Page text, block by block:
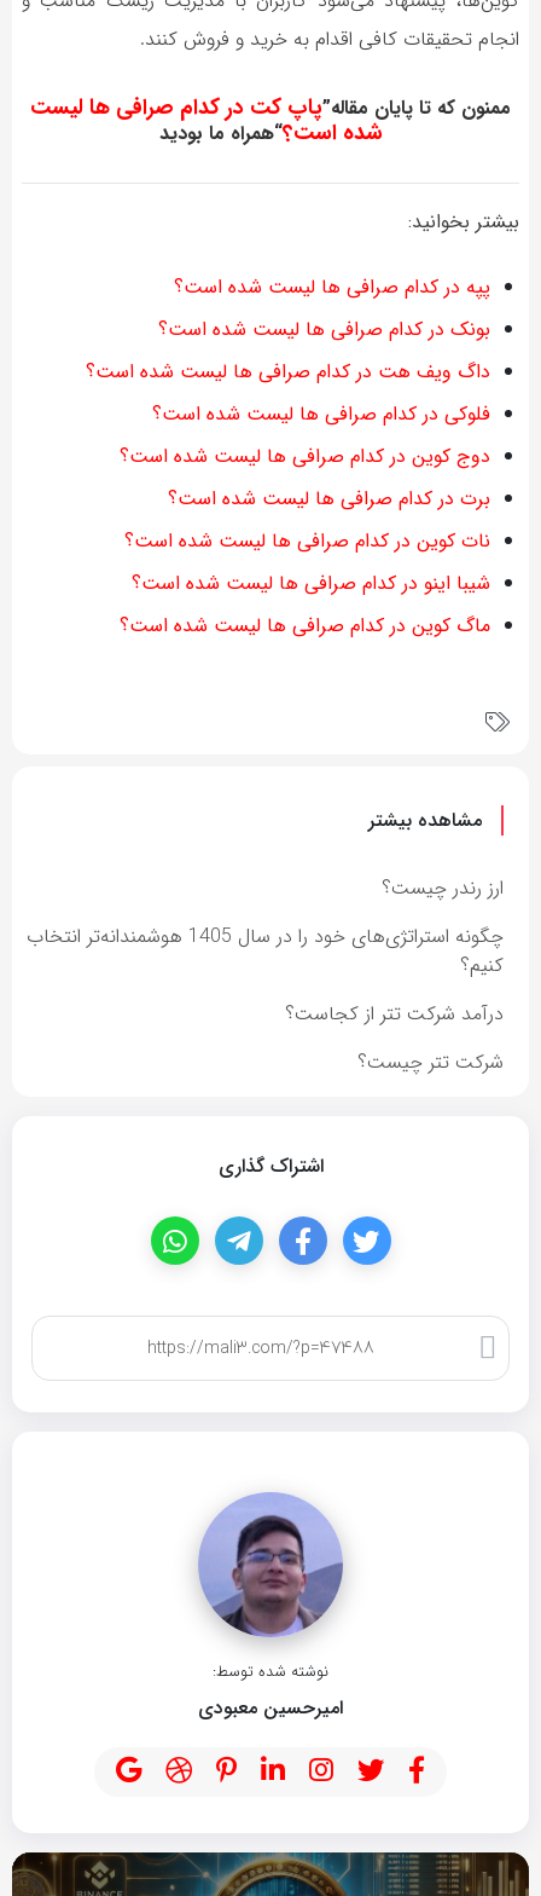
انجام تحقیقات کافی اقدام به خرید و فروش کنند.
ممنون که تا پایان مقاله”پاپ کت در کدام صرافی ها لیست
شده است؟“همراه ما بودید
بیشتر بخوانید:
پپه در کدام صرافی ها لیست شده است؟
بونک در کدام صرافی ها لیست شده است؟
داگ ویف هت در کدام صرافی ها لیست شده است؟
فلوکی در کدام صرافی ها لیست شده است؟
دوج کوین در کدام صرافی ها لیست شده است؟
برت در کدام صرافی ها لیست شده است؟
نات کوین در کدام صرافی ها لیست شده است؟
شیبا اینو در کدام صرافی ها لیست شده است؟
ماگ کوین در کدام صرافی ها لیست شده است؟
مشاهده بیشتر
ارز رندر چیست؟
چگونه استراتژی‌های خود را در سال 1405 هوشمندانه‌تر انتخاب
کنیم؟
درآمد شرکت تتر از کجاست؟
شرکت تتر چیست؟
اشتراک گذاری
نوشته شده توسط:
امیرحسین معبودی